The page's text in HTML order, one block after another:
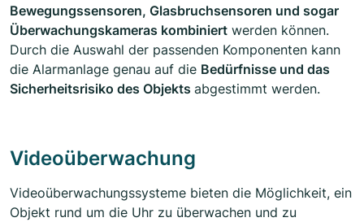
Bewegungssensoren, Glasbruchsensoren und sogar
Überwachungskameras kombiniert werden können.
Durch die Auswahl der passenden Komponenten kann
die Alarmanlage genau auf die Bedürfnisse und das
Sicherheitsrisiko des Objekts abgestimmt werden.
Videoüberwachung
Videoüberwachungssysteme bieten die Möglichkeit, ein
Objekt rund um die Uhr zu überwachen und zu